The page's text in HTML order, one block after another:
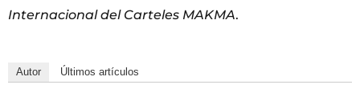
Internacional del Carteles MAKMA.
Autor Últimos artículos